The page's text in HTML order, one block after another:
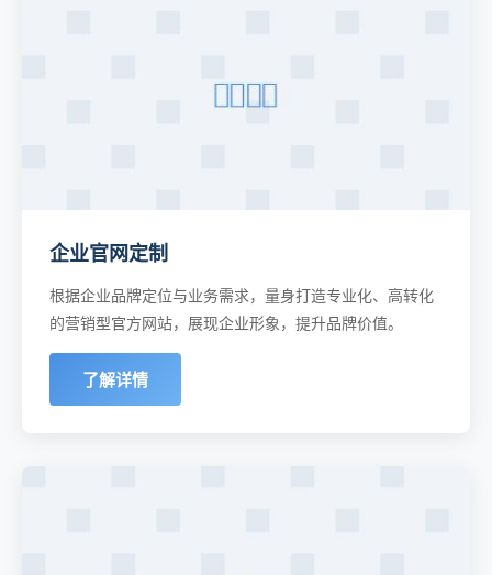
企业官网定制
根据企业品牌定位与业务需求，量身打造专业化、高转化
的营销型官方网站，展现企业形象，提升品牌价值。
了解详情